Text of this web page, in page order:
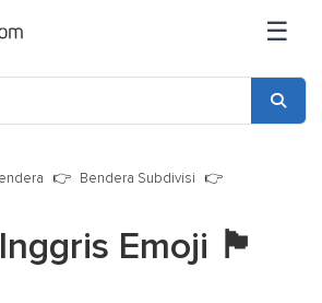
☰
Bendera Subdivisi
Emoji 🏴󠁧󠁢󠁥󠁮󠁧󠁿